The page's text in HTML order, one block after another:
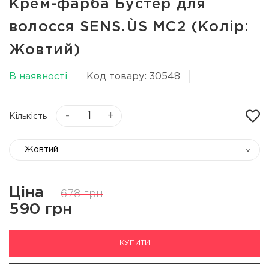
Крем-фарба Бустер для
волосся SENS.ÙS MC2 (Колір:
Жовтий)
В наявності Код товару: 30548
Кількість - +
Жовтий
Ціна 678 грн
590 грн
КУПИТИ